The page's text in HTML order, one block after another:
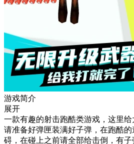
游戏简介
展开
一款有趣的射击跑酷类游戏，这里给
请准备好弹匣装满好子弹，在跑酷
碍，在碰上之前请全部给击倒，有